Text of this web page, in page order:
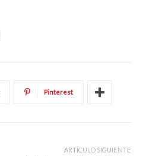
Pinterest
ARTÍCULO SIGUIENTE